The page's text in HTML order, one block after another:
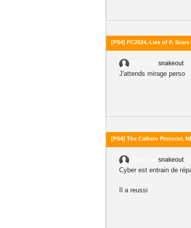
[PS4] FC2024, Lies of P,
snakeout-
J'attends mirage perso
[PS4] The Callisto Protocol,
snakeout-
Cyber est entrain de
Il a reussi